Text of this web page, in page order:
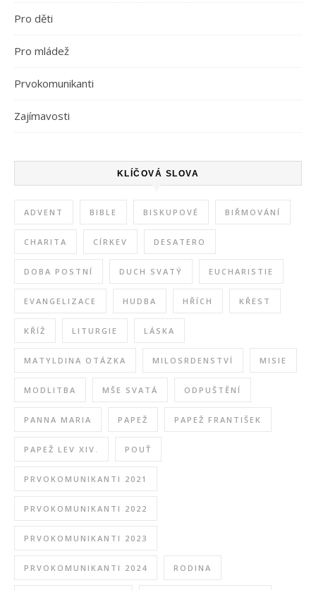
Pro děti
Pro mládež
Prvokomunikanti
Zajímavosti
KLÍČOVÁ SLOVA
ADVENT BIBLE BISKUPOVÉ BIŘMOVÁNÍ
CHARITA CÍRKEV DESATERO
DOBA POSTNÍ DUCH SVATÝ EUCHARISTIE
EVANGELIZACE HUDBA HŘÍCH KŘEST
KŘÍŽ LITURGIE LÁSKA
MATYLDINA OTÁZKA MILOSRDENSTVÍ MISIE
MODLITBA MŠE SVATÁ ODPUŠTĚNÍ
PANNA MARIA PAPEŽ PAPEŽ FRANTIŠEK
PAPEŽ LEV XIV. POUŤ
PRVOKOMUNIKANTI 2021
PRVOKOMUNIKANTI 2022
PRVOKOMUNIKANTI 2023
PRVOKOMUNIKANTI 2024 RODINA